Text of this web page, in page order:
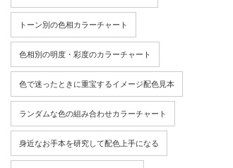
トーン別の色相カラーチャート
色相別の明度・彩度のカラーチャート
色で迷ったときに重宝するイメージ配色見本
ランダムな色の組み合わせカラーチャート
身近なお手本を研究して配色上手になる